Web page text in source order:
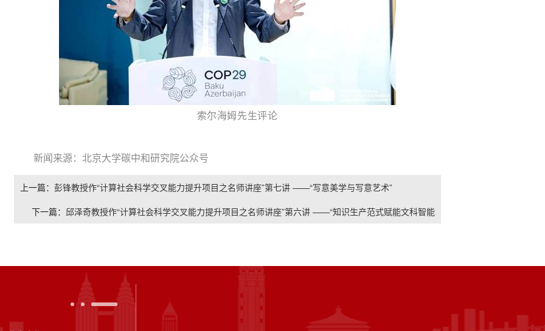
索尔海姆先生评论
新闻来源：北京大学碳中和研究院公众号
上一篇： 彭锋教授作“计算社会科学交叉能力提升项目之名师讲座”第七讲 ——“写意美学与写意艺术”
下一篇： 邱泽奇教授作“计算社会科学交叉能力提升项目之名师讲座”第六讲 ——“知识生产范式赋能文科智能